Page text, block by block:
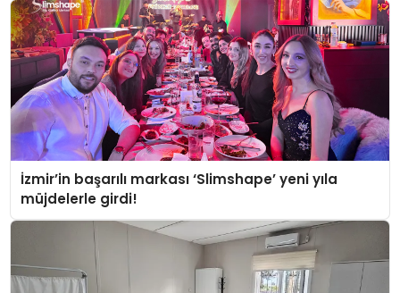
İzmir’in başarılı markası ‘Slimshape’ yeni yıla
müjdelerle girdi!